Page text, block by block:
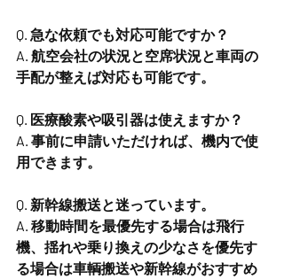
Q. 急な依頼でも対応可能ですか？
A. 航空会社の状況と空席状況と車両の
手配が整えば対応も可能です。
Q. 医療酸素や吸引器は使えますか？
A. 事前に申請いただければ、機内で使
用できます。
Q. 新幹線搬送と迷っています。
A. 移動時間を最優先する場合は飛行
機、揺れや乗り換えの少なさを優先す
る場合は車輌搬送や新幹線がおすすめ